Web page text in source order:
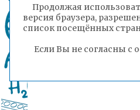
Продолжая
версия браузера,
список посещённых
Если Вы не согласны с